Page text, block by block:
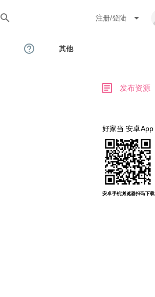
search 注册/登陆 arrow_drop_down
help_outline 其他
article 发布资源
好家当 安卓App
安卓手机浏览器扫码下载